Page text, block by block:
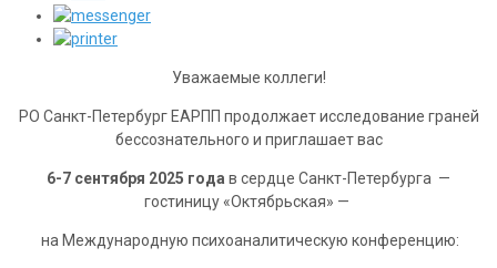
Уважаемые коллеги!
РО Санкт-Петербург ЕАРПП продолжает исследование граней
бессознательного и приглашает вас
6-7 сентября 2025 года в сердце Санкт-Петербурга —
гостиницу «Октябрьская» —
на Международную психоаналитическую конференцию: